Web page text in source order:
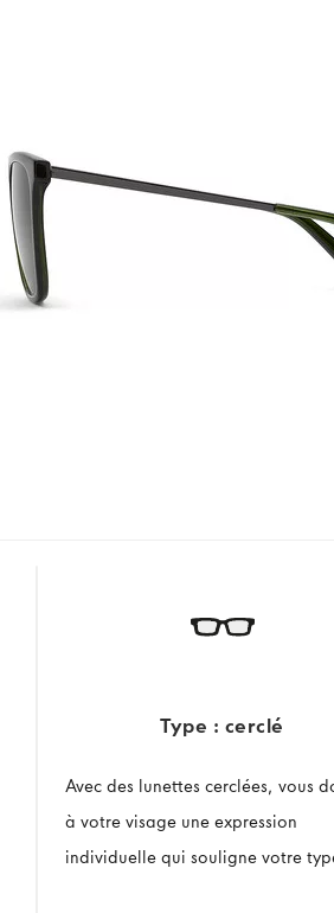
Type : cerclé
Avec des lunettes cerclées, vous
à votre visage une expression
individuelle qui souligne votre